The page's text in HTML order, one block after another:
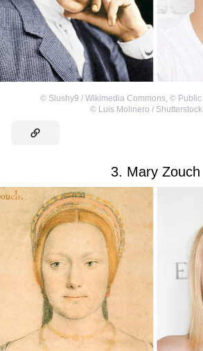
© Slushy9 / Wikimedia Commons ©
© Luis Molinero /
3. Mary Zouch